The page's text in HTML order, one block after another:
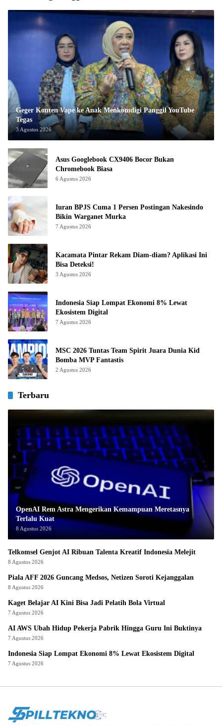
Geger Konten Vape ke Anak Menkomdigi Panggil YouTube
Tegas
3 Agustus 2026
Asus Googlebook CX9406 Bocor Bukan
Chromebook Biasa
6 Agustus 2026
Iuran BPJS Cuma 1 Persen Postingan Nakesindo
Bikin Warganet Murka
7 Agustus 2026
Kacamata Pintar Rekam Diam-diam? Aplikasi Ini
Bisa Deteksi!
3 Agustus 2026
Indonesia Siap Lompat Ekonomi 8% Lewat
Ekosistem Digital
7 Agustus 2026
MSC 2026 Tuntas Team Spirit Juara Dunia Kid
Bomba MVP Fantastis
2 Agustus 2026
Terbaru
OpenAI Rem Astra Mengerikan Kemampuan Meretasnya
Terlalu Kuat
8 Agustus 2026
Telkomsel Genjot AI Ribuan Talenta Kreatif Indonesia Melejit
8 Agustus 2026
Piala AFF 2026 Guncang Medsos, Netizen Soroti Kejanggalan
8 Agustus 2026
Kaget Belajar AI Kini Bisa Jadi Pelatih Bola Virtual
7 Agustus 2026
AI AWS Ubah Hidup Pekerja Pabrik Hingga Guru Ini Buktinya
7 Agustus 2026
Indonesia Siap Lompat Ekonomi 8% Lewat Ekosistem Digital
7 Agustus 2026